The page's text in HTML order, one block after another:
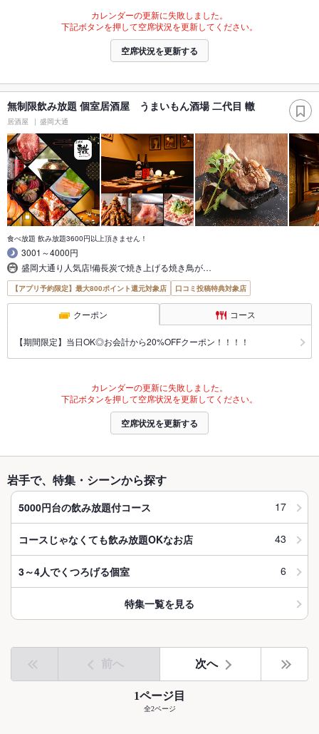
カレンダーの更新に失敗しました。
下記ボタンを押して空席状況を更新してください。
空席状況を更新する
無制限飲み放題 個室居酒屋 うまいもん酒場 二代目 轍
居酒屋 盛岡大通
食べ放題 飲み放題3600円以上頂きません！
3001～4000円
盛岡大通り人気店!備長炭で焼き上げる焼き鳥が…
【アプリ予約限定】最大800ポイント還元対象店 口コミ投稿特典対象店
クーポン コース
【期間限定】当日OK◎お会計から20%OFFクーポン！！！！
カレンダーの更新に失敗しました。
下記ボタンを押して空席状況を更新してください。
空席状況を更新する
岩手で、特集・シーンから探す
5000円台の飲み放題付コース 17
コースじゃなくても飲み放題OKなお店 43
3～4人でくつろげる個室 6
特集一覧を見る
前へ 次へ
1ページ目
全2ページ